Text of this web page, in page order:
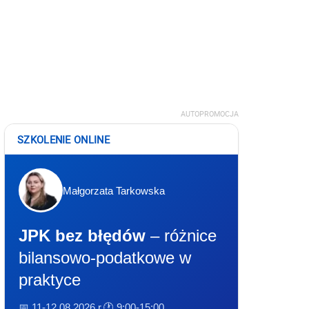
AUTOPROMOCJA
SZKOLENIE ONLINE
Małgorzata Tarkowska
JPK bez błędów – różnice
bilansowo-podatkowe w
praktyce